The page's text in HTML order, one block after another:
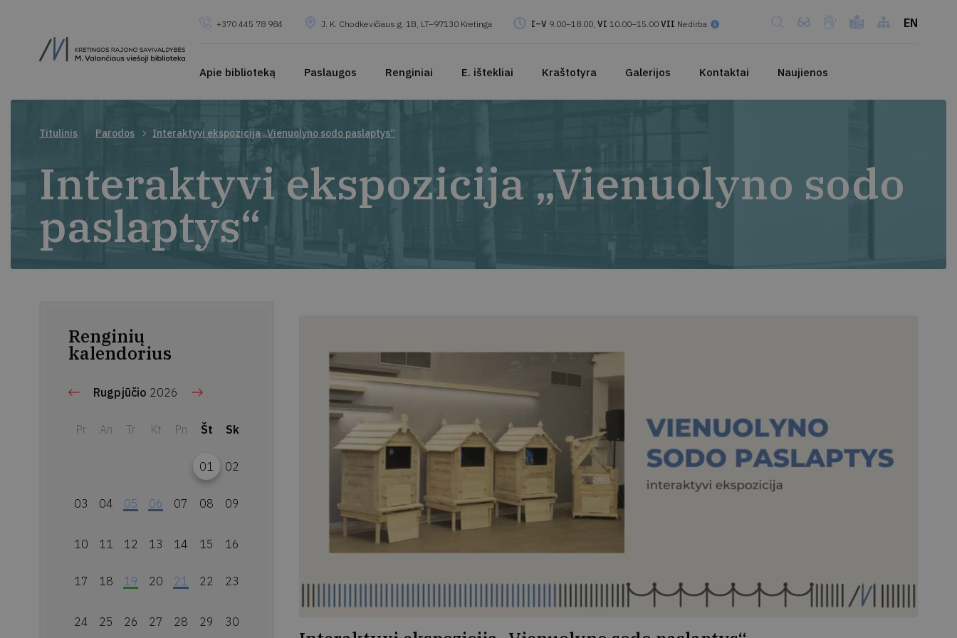
+370 445 78 984 J. K. Chodkevičiaus g. 1B, LT–97130 Kretinga I–V 9.00–18.00, VI 10.00–15.00 VII Nedirba EN
Apie biblioteką Paslaugos Renginiai E. ištekliai Kraštotyra Galerijos Kontaktai Naujienos
Titulinis Parodos Interaktyvi ekspozicija „Vienuolyno sodo paslaptys“
Interaktyvi ekspozicija „Vienuolyno sodo
paslaptys“
Renginių
kalendorius
Rugpjūčio 2026
Pr An Tr Kt Pn Št Sk
01 02
03 04 05 06 07 08 09
10 11 12 13 14 15 16
17 18 19 20 21 22 23
24 25 26 27 28 29 30